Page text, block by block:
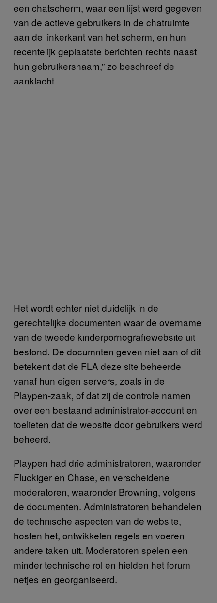
een chatscherm, waar een lijst werd gegeven
van de actieve gebruikers in de chatruimte
aan de linkerkant van het scherm, en hun
recentelijk geplaatste berichten rechts naast
hun gebruikersnaam,” zo beschreef de
aanklacht.
Het wordt echter niet duidelijk in de
gerechtelijke documenten waar de overname
van de tweede kinderpornografiewebsite uit
bestond. De documnten geven niet aan of dit
betekent dat de FLA deze site beheerde
vanaf hun eigen servers, zoals in de
Playpen-zaak, of dat zij de controle namen
over een bestaand administrator-account en
toelieten dat de website door gebruikers werd
beheerd.
Playpen had drie administratoren, waaronder
Fluckiger en Chase, en verscheidene
moderatoren, waaronder Browning, volgens
de documenten. Administratoren behandelen
de technische aspecten van de website,
hosten het, ontwikkelen regels en voeren
andere taken uit. Moderatoren spelen een
minder technische rol en hielden het forum
netjes en georganiseerd.